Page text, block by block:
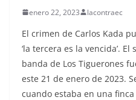
enero 22, 2023 lacontraec
El crimen de Carlos Kada
‘la tercera es la vencida’.
banda de Los Tiguerones
este 21 de enero de 2023.
cuando estaba en una